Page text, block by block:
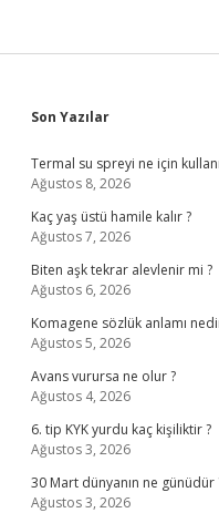
Sidebar
Son Yazılar
Termal su spreyi ne için
Ağustos 8, 2026
Kaç yaş üstü hamile kalır ?
Ağustos 7, 2026
Biten aşk tekrar alevlenir mi ?
Ağustos 6, 2026
Komagene sözlük anlamı
Ağustos 5, 2026
Avans vurursa ne olur ?
Ağustos 4, 2026
6. tip KYK yurdu kaç kişiliktir ?
Ağustos 3, 2026
30 Mart dünyanın ne günüdür
Ağustos 3, 2026